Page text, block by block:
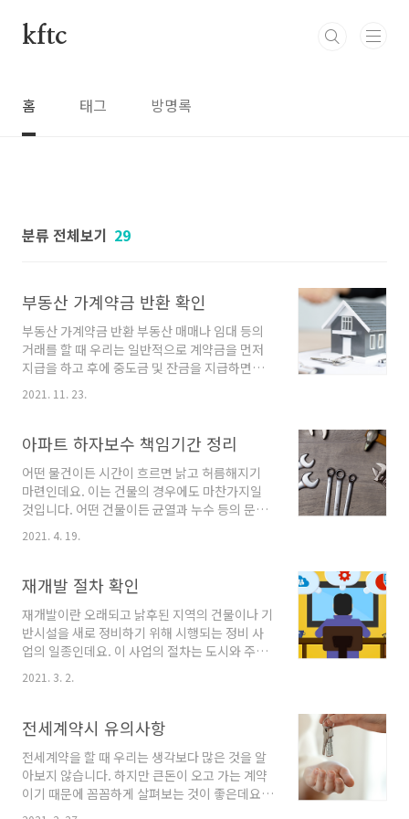
kftc
홈 태그 방명록
분류 전체보기 29
부동산 가계약금 반환 확인
부동산 가계약금 반환 부동산 매매나 임대 등의
거래를 할 때 우리는 일반적으로 계약금을 먼저
지급을 하고 후에 중도금 및 잔금을 지급하면서
계약을 마무리하게 됩니다 부동산의 금액이 크거
나 자금의 마련이 바로 되지 않았을 때는 계약금
금이라고 부르기도 합니다 이 가계약금은 법률상
일부를 가계약금이라고 부르는데요 이런 가계약
금과 계약금은 각각 어떤 효력을 가지고 있고 어
떤 차이점을 가지고 있는지 먼저 살펴보도록 하
겠습니다. 가계약금은 부동산 거래 시 계약금을
과 매수인 사이에 계약금을 지급한 것과 비슷한
효력을 갖게 됩니다 다시 말..
2021. 11. 23.
아파트 하자보수 책임기간 정리
어떤 물건이든 시간이 흐르면 낡고 허름해지기
마련인데요. 이는 건물의 경우에도 마찬가지일
것입니다. 어떤 건물이든 균열과 누수 등의 문제
들이 발생할 수 밖에 없습니다. 그런데 만약 건축
이 된지 오래되지 않은 신축 아파트의 보수가 필
자보수 책임기간에 대해 알아보려고 하는데 특히
처음 아파트를 입주할 때에도 확인해야 할 사항
들이 있는데 기존에 누군가가 거주를 했던 아파
트나 신축 아파트에 입주를 하게 되었다면 혹시
나 있을 문제들을 꼭 확인하는 것이 좋습니다. 국
들에게 하자가 있는지 점검할 수 있는 시간을 주
어야 하며 사전 방..
2021. 4. 19.
재개발 절차 확인
재개발이란 오래되고 낡후된 지역의 건물이나 기
반시설을 새로 정비하기 위해 시행되는 정비 사
업의 일종인데요. 이 사업의 절차는 도시와 주거
환경 정비법에 의해 진행이 되는데 단계별 과정
에 따라서 적용되는 규정이 조금씩 다릅니다. 먼
을 소유한 소유주분들이 조합을 이루어서 주체가
되고 조합의 설립을 목적으로 추진위원회가 결성
이 됩니다. 이렇게 추진위원회가 결성이 되면 총
회를 거치고 나서 조합 설립인가 신청을 하게 됩
니다. 설립인가가 발령 된 후에 이 조합은 법적으
2021. 3. 2.
전세계약시 유의사항
전세계약을 할 때 우리는 생각보다 많은 것을 알
아보지 않습니다. 하지만 큰돈이 오고 가는 계약
이기 때문에 꼼꼼하게 살펴보는 것이 좋은데요.